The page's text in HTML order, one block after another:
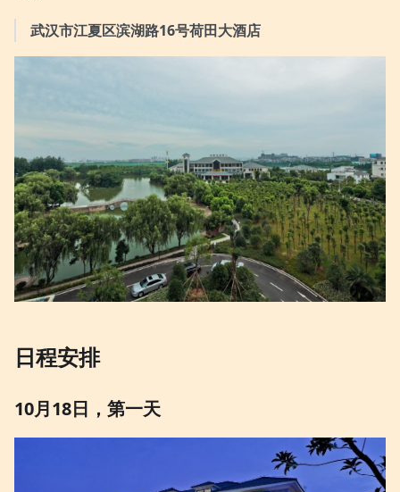
武汉市江夏区滨湖路16号荷田大酒店
日程安排
10月18日，第一天